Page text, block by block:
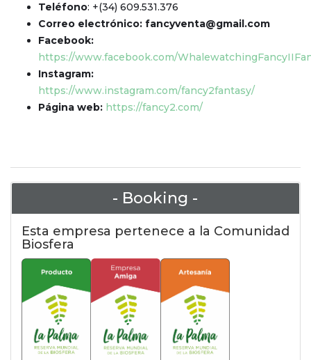
Teléfono: +(34) 609.531.376
Correo electrónico: fancyventa@gmail.com
Facebook:
https://www.facebook.com/
Instagram:
https://www.instagram.com/fancy2fantasy/
Página web: https://fancy2.com/
- Booking -
Esta empresa pertenece a la Comunidad
Biosfera